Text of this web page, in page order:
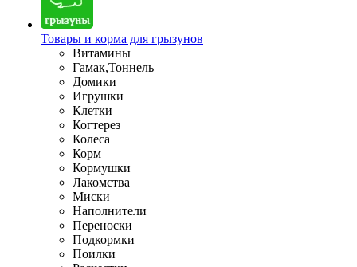
Товары и корма для грызунов
Витамины
Гамак,Тоннель
Домики
Игрушки
Клетки
Когтерез
Колеса
Корм
Кормушки
Лакомства
Миски
Наполнители
Переноски
Подкормки
Поилки